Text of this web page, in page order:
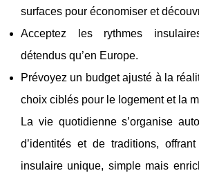
surfaces pour économiser et
Acceptez les rythmes
détendus qu’en Europe.
Prévoyez un budget ajusté à la
choix ciblés pour le logement et la
La vie quotidienne s’organise
d’identités et de traditions,
insulaire unique, simple mais